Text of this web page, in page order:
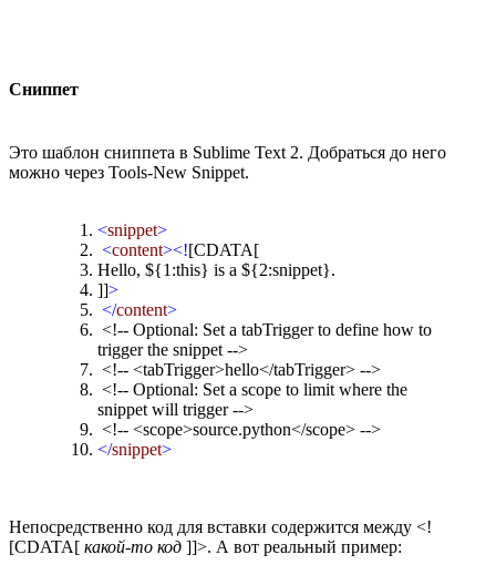
Сниппет
Это шаблон сниппета в Sublime Text 2. Добраться до него
можно через Tools-New Snippet.
<snippet>
<content><![CDATA[
Hello, ${1:this} is a ${2:snippet}.
]]>
</content>
<!-- Optional: Set a tabTrigger to define how to
trigger the snippet -->
<!-- <tabTrigger>hello</tabTrigger> -->
<!-- Optional: Set a scope to limit where the
snippet will trigger -->
<!-- <scope>source.python</scope> -->
</snippet>
Непосредственно код для вставки содержится между <!
[CDATA[ какой-то код ]]>. А вот реальный пример: